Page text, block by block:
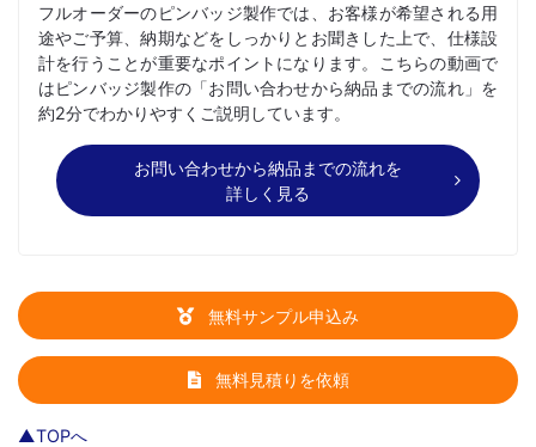
フルオーダーのピンバッジ製作では、お客様が希望される用
途やご予算、納期などをしっかりとお聞きした上で、仕様設
計を行うことが重要なポイントになります。こちらの動画で
はピンバッジ製作の「お問い合わせから納品までの流れ」を
約2分でわかりやすくご説明しています。
お問い合わせから納品までの流れを
詳しく見る
無料サンプル申込み
無料見積りを依頼
▲TOPへ